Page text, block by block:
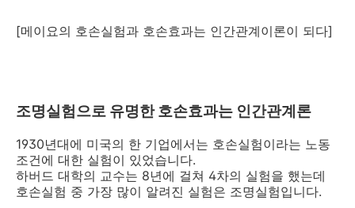
[메이요의 호손실험과 호손효과는 인간관계이론이 되다]
조명실험으로 유명한 호손효과는 인간관계론
1930년대에 미국의 한 기업에서는 호손실험이라는 노동
조건에 대한 실험이 있었습니다.
하버드 대학의 교수는 8년에 걸쳐 4차의 실험을 했는데
호손실험 중 가장 많이 알려진 실험은 조명실험입니다.